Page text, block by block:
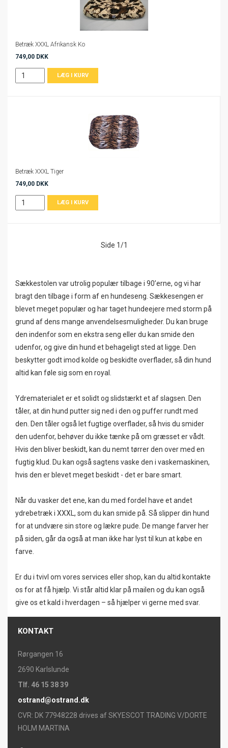
Betræk XXXL Afrikansk Ko
749,00 DKK
Betræk XXXL Tiger
749,00 DKK
Side 1/1
Sækkestolen var utrolig populær tilbage i 90’erne, og vi har
bragt den tilbage i form af en hundeseng. Sækkesengen er
blevet meget populær og har taget hundeejere med storm på
grund af dens mange anvendelsesmuligheder. Du kan bruge
den indenfor som en ekstra seng eller du kan smide den
udenfor, og give din hund et behageligt sted at ligge. Den
beskytter godt imod kolde og beskidte overflader, så din hund
altid kan føle sig som en royal.
Ydrematerialet er et solidt og slidstærkt et af slagsen. Den
tåler, at din hund putter sig ned i den og puffer rundt med
den. Den tåler også let fugtige overflader, så hvis du smider
den udenfor, behøver du ikke tænke på om græsset er vådt.
Hvis den bliver beskidt, kan du nemt tørrer den over med en
fugtig klud. Du kan også sagtens vaske den i vaskemaskinen,
hvis den er blevet meget beskidt - det er bare smart.
Når du vasker det ene, kan du med fordel have et andet
ydrebetræk i XXXL, som du kan smide på. Så slipper din hund
for at undvære sin store og lækre pude. De mange farver her
på siden, går da også at man ikke har lyst til kun at købe en
farve.
Er du i tvivl om vores services eller shop, kan du altid kontakte
os for at få hjælp. Vi står altid klar på mailen og du kan også
give os et kald i hverdagen – så hjælper vi gerne med svar.
KONTAKT
Rørgangen 16
2690 Karlslunde
Tlf. 46 15 38 39
ostrand@ostrand.dk
CVR: DK 77948228 drives af SKYESCOT TRADING V/DORTE
HOLM MARTINA